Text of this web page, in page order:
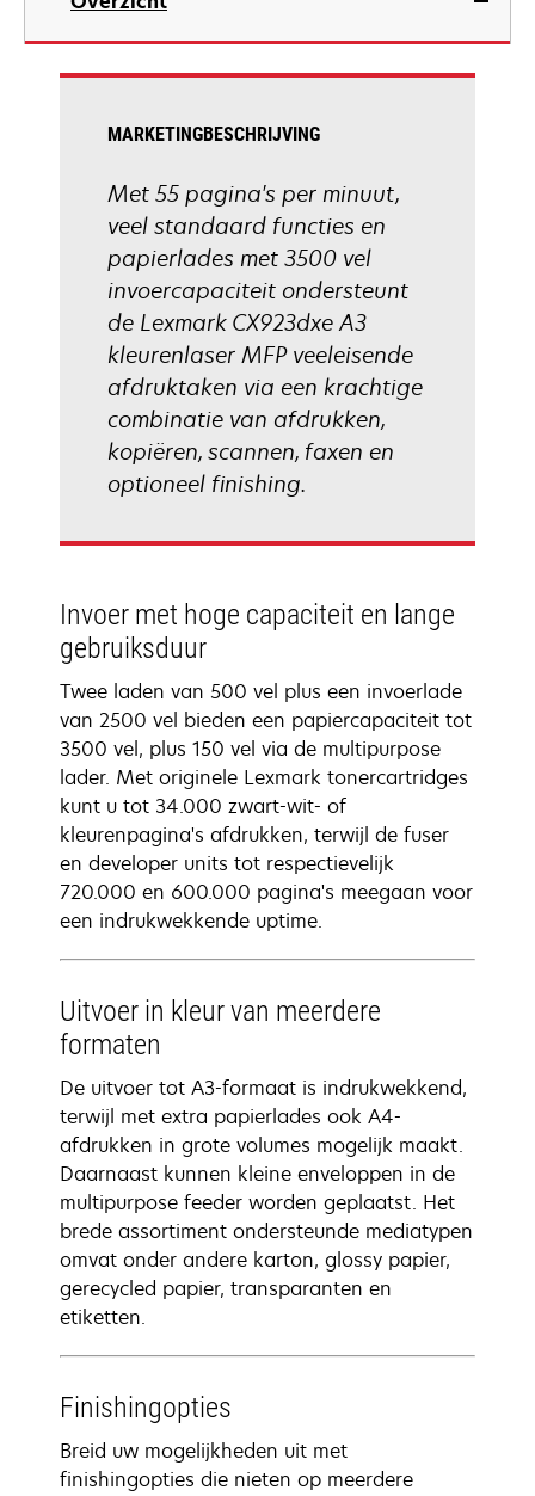
new
MARKETINGBESCHRIJVING
Met 55 pagina's per minuut,
veel standaard functies en
papierlades met 3500 vel
invoercapaciteit ondersteunt
de Lexmark CX923dxe A3
kleurenlaser MFP veeleisende
afdruktaken via een krachtige
combinatie van afdrukken,
kopiëren, scannen, faxen en
optioneel finishing.
Invoer met hoge capaciteit en lange
gebruiksduur
Twee laden van 500 vel plus een invoerlade
van 2500 vel bieden een papiercapaciteit tot
3500 vel, plus 150 vel via de multipurpose
lader. Met originele Lexmark tonercartridges
kunt u tot 34.000 zwart-wit- of
kleurenpagina's afdrukken, terwijl de fuser
en developer units tot respectievelijk
720.000 en 600.000 pagina's meegaan voor
een indrukwekkende uptime.
Uitvoer in kleur van meerdere
formaten
De uitvoer tot A3-formaat is indrukwekkend,
terwijl met extra papierlades ook A4-
afdrukken in grote volumes mogelijk maakt.
Daarnaast kunnen kleine enveloppen in de
multipurpose feeder worden geplaatst. Het
brede assortiment ondersteunde mediatypen
omvat onder andere karton, glossy papier,
gerecycled papier, transparanten en
etiketten.
Finishingopties
Breid uw mogelijkheden uit met
finishingopties die nieten op meerdere